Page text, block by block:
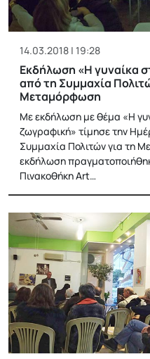
14.03.2018 | 19:28
Εκδήλωση «Η γυναίκα
από τη Συμμαχία
Μεταμόρφωση
Με εκδήλωση με θέμα «Η
ζωγραφική» τίμησε την
Συμμαχία Πολιτών για τη
εκδήλωση
Πινακοθήκη Art…